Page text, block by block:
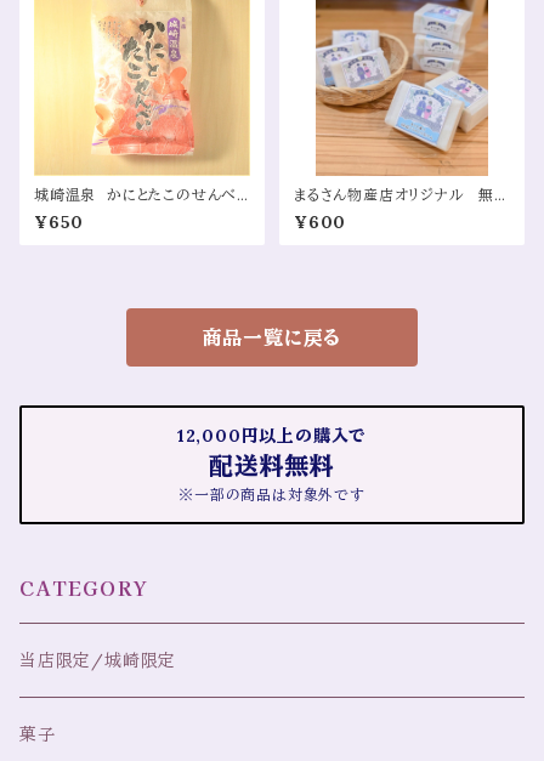
城崎温泉 かにとたこのせんべ
い （Kinosaki Onsen Crab
& Octopus Rice Crackers）
¥650
まるさん物産店オリジナル 無添
加石鹸（Marusan Bussan Ori
ginal Additive-Free Soap）
¥600
商品一覧に戻る
12,000円以上の購入で
配送料無料
※一部の商品は対象外です
CATEGORY
当店限定/城崎限定
菓子